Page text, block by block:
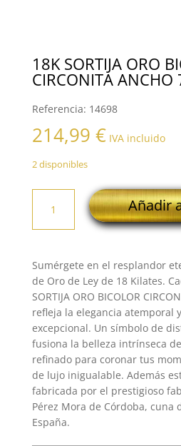
18K SORTIJA ORO
CIRCONITA ANCHO
Referencia: 14698
214,99 € IVA incluido
2 disponibles
SORTIJA
ORO
CIRCONITA
ANCHO
MM
cantidad
Añadir
Sumérgete en el resplandor
de Oro de Ley de 18 Kilates.
SORTIJA ORO BICOLOR
refleja la elegancia atemporal
excepcional. Un símbolo de
fusiona la belleza intrínseca
refinado para coronar tus
de lujo inigualable. Además
fabricada por el prestigioso
Pérez Mora de Córdoba, cuna
España.